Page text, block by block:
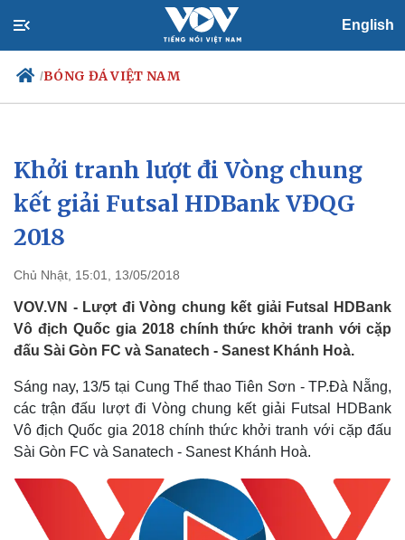
English
/BÓNG ĐÁ VIỆT NAM
Chính trị
Đảng
Tổ chức nhân sự
Quốc hội
Xã hội
Tin 24h
Dự báo thời tiết
Khởi tranh lượt đi Vòng chung
kết giải Futsal HDBank VĐQG
2018
Chủ Nhật, 15:01, 13/05/2018
VOV.VN - Lượt đi Vòng chung kết giải Futsal HDBank
Vô địch Quốc gia 2018 chính thức khởi tranh với cặp
đấu Sài Gòn FC và Sanatech - Sanest Khánh Hoà.
Sáng nay, 13/5 tại Cung Thể thao Tiên Sơn - TP.Đà Nẵng,
các trận đấu lượt đi Vòng chung kết giải Futsal HDBank
Vô địch Quốc gia 2018 chính thức khởi tranh với cặp đấu
Sài Gòn FC và Sanatech - Sanest Khánh Hoà.